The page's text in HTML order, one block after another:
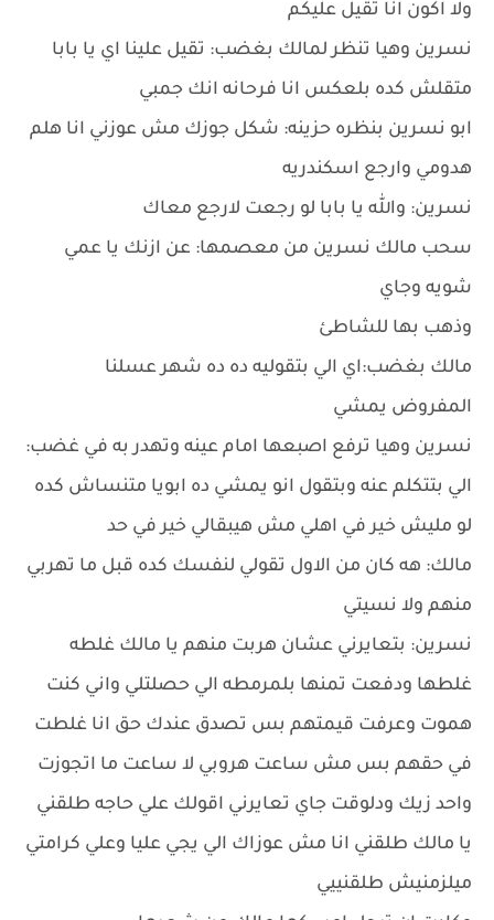
ولا اكون انا تقيل عليكم
نسرين وهيا تنظر لمالك بغضب: تقيل علينا اي يا بابا
متقلش كده بلعكس انا فرحانه انك جمبي
ابو نسرين بنظره حزينه: شكل جوزك مش عوزني انا هلم
هدومي وارجع اسكندريه
نسرين: والله يا بابا لو رجعت لارجع معاك
سحب مالك نسرين من معصمها: عن ازنك يا عمي
شويه وجاي
وذهب بها للشاطئ
مالك بغضب:اي الي بتقوليه ده ده شهر عسلنا
المفروض يمشي
نسرين وهيا ترفع اصبعها امام عينه وتهدر به في غضب:
الي بتتكلم عنه وبتقول انو يمشي ده ابويا متنساش كده
لو مليش خير في اهلي مش هيبقالي خير في حد
مالك: هه كان من الاول تقولي لنفسك كده قبل ما تهربي
منهم ولا نسيتي
نسرين: بتعايرني عشان هربت منهم يا مالك غلطه
غلطها ودفعت تمنها بلمرمطه الي حصلتلي واني كنت
هموت وعرفت قيمتهم بس تصدق عندك حق انا غلطت
في حقهم بس مش ساعت هروبي لا ساعت ما اتجوزت
واحد زيك ودلوقت جاي تعايرني اقولك علي حاجه طلقني
يا مالك طلقني انا مش عوزاك الي يجي عليا وعلي كرامتي
ميلزمنيش طلقنييي